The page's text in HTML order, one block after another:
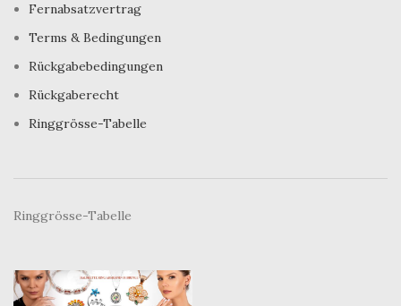
Fernabsatzvertrag
Terms & Bedingungen
Rückgabebedingungen
Rückgaberecht
Ringgrösse-Tabelle
Ringgrösse-Tabelle